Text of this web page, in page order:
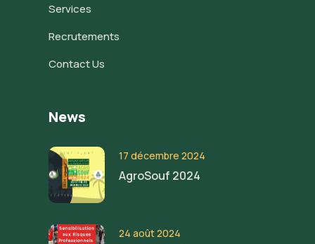
Services
Recrutements
Contact Us
News
17 décembre 2024
AgroSouf 2024
24 août 2024